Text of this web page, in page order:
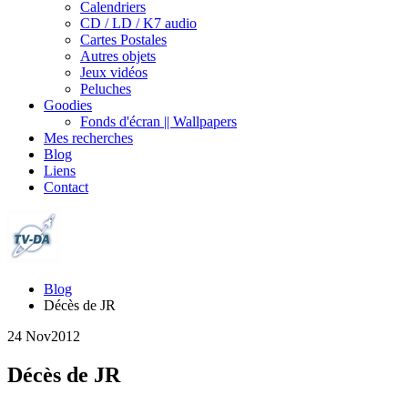
Calendriers
CD / LD / K7 audio
Cartes Postales
Autres objets
Jeux vidéos
Peluches
Goodies
Fonds d'écran || Wallpapers
Mes recherches
Blog
Liens
Contact
Blog
Décès de JR
24 Nov2012
Décès de JR